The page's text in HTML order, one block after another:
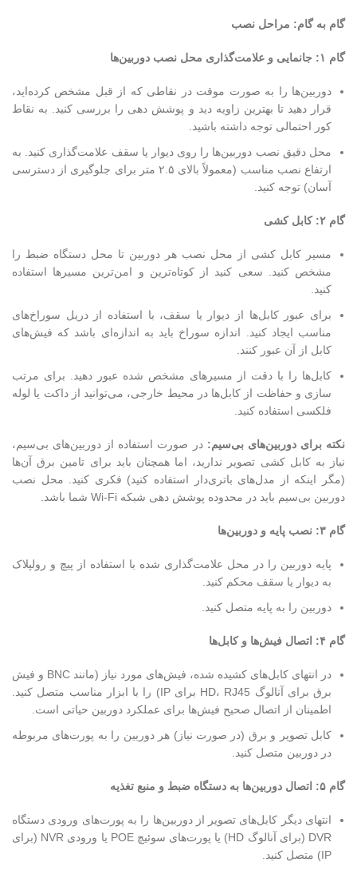
گام به گام: مراحل نصب
گام ۱: جانمایی و علامت‌گذاری محل نصب دوربین‌ها
دوربین‌ها را به صورت موقت در نقاطی که از قبل مشخص کرده‌اید،
قرار دهید تا بهترین زاویه دید و پوشش دهی را بررسی کنید. به نقاط
کور احتمالی توجه داشته باشید.
محل دقیق نصب دوربین‌ها را روی دیوار یا سقف علامت‌گذاری کنید. به
ارتفاع نصب مناسب (معمولاً بالای ۲.۵ متر برای جلوگیری از دسترسی
آسان) توجه کنید.
گام ۲: کابل کشی
مسیر کابل کشی از محل نصب هر دوربین تا محل دستگاه ضبط را
مشخص کنید. سعی کنید از کوتاه‌ترین و امن‌ترین مسیرها استفاده
کنید.
برای عبور کابل‌ها از دیوار یا سقف، با استفاده از دریل سوراخ‌های
مناسب ایجاد کنید. اندازه سوراخ باید به اندازه‌ای باشد که فیش‌های
کابل از آن عبور کنند.
کابل‌ها را با دقت از مسیرهای مشخص شده عبور دهید. برای مرتب
سازی و حفاظت از کابل‌ها در محیط خارجی، می‌توانید از داکت یا لوله
فلکسی استفاده کنید.
نکته برای دوربین‌های بی‌سیم: در صورت استفاده از دوربین‌های بی‌سیم،
نیاز به کابل کشی تصویر ندارید، اما همچنان باید برای تامین برق آن‌ها
(مگر اینکه از مدل‌های باتری‌دار استفاده کنید) فکری کنید. محل نصب
دوربین بی‌سیم باید در محدوده پوشش دهی شبکه Wi-Fi شما باشد.
گام ۳: نصب پایه و دوربین‌ها
پایه دوربین را در محل علامت‌گذاری شده با استفاده از پیچ و رولپلاک
به دیوار یا سقف محکم کنید.
دوربین را به پایه متصل کنید.
گام ۴: اتصال فیش‌ها و کابل‌ها
در انتهای کابل‌های کشیده شده، فیش‌های مورد نیاز (مانند BNC و فیش
برق برای آنالوگ HD، RJ45 برای IP) را با ابزار مناسب متصل کنید.
اطمینان از اتصال صحیح فیش‌ها برای عملکرد دوربین حیاتی است.
کابل تصویر و برق (در صورت نیاز) هر دوربین را به پورت‌های مربوطه
در دوربین متصل کنید.
گام ۵: اتصال دوربین‌ها به دستگاه ضبط و منبع تغذیه
انتهای دیگر کابل‌های تصویر از دوربین‌ها را به پورت‌های ورودی دستگاه
DVR (برای آنالوگ HD) یا پورت‌های سوئیچ POE یا ورودی NVR (برای
IP) متصل کنید.